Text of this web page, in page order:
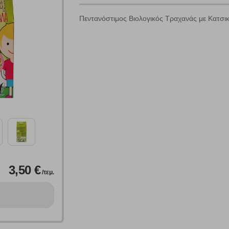
3,50 €/τεμ.
Πεντανόστιμoς Βιολογικός Τραχανάς με
αυτόματα δεδομένα σύνδεσης και πληροφορίες σχετικές με την
την ταυτότητά σας. Τα cookies είναι μικρά αρχεία κειμένου τα
στην ιστοσελίδα και βελτιώνοντας την εμπειρία
λειτουργία του ιστότοπου είναι η μόνη ενεργοποιημένη. Έχετε τη
θα πρέπει να γνωρίζετε ότι αποκλεισμός ορισμένων κατηγοριών